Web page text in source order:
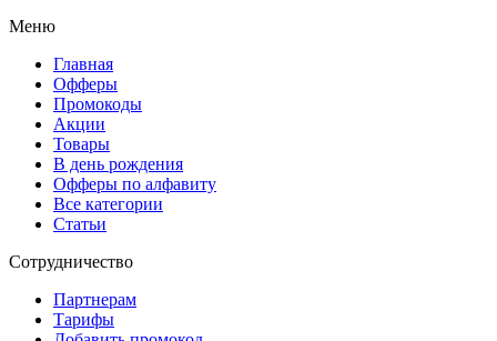
Меню
Главная
Офферы
Промокоды
Акции
Товары
В день рождения
Офферы по алфавиту
Все категории
Статьи
Сотрудничество
Партнерам
Тарифы